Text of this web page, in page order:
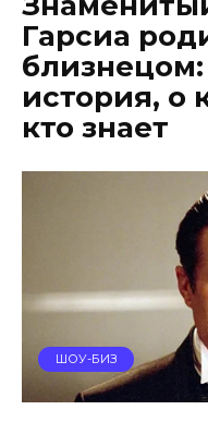
Гарсиа
история, о
кто знает
ШОУ-БИЗ